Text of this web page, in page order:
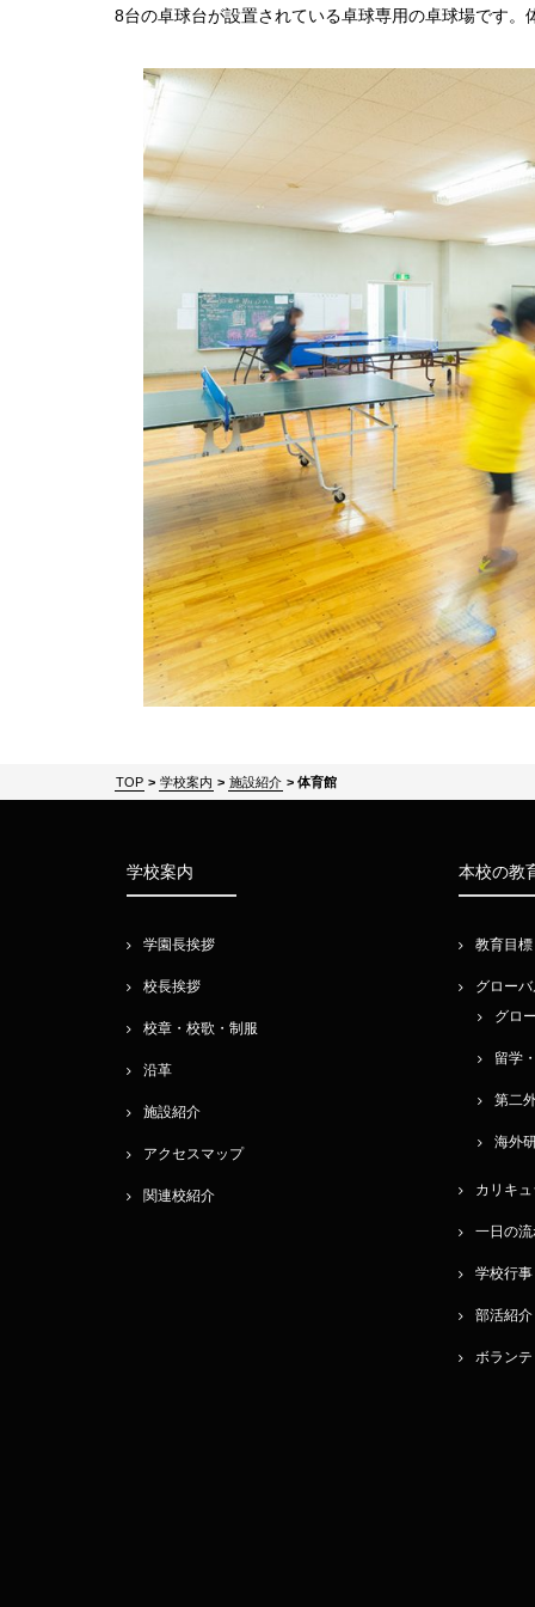
8台の卓球台が設置されている卓球専用の卓球場です
TOP > 学校案内 > 施設紹介 > 体育館
学校案内
学園長挨拶
校長挨拶
校章・校歌・制服
沿革
施設紹介
アクセスマップ
関連校紹介
本校の教
教育目標
グロー
グロ
留学
第二
海外
カリキ
一日の
学校行事
部活紹介
ボラン